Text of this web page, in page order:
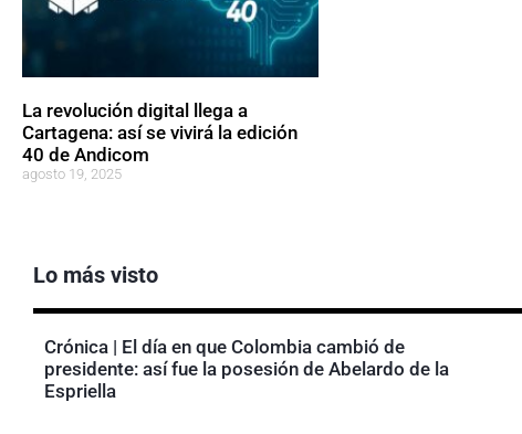
La revolución digital llega a
Cartagena: así se vivirá la edición
40 de Andicom
agosto 19, 2025
Lo más visto
Crónica | El día en que Colombia cambió de
presidente: así fue la posesión de Abelardo de la
Espriella